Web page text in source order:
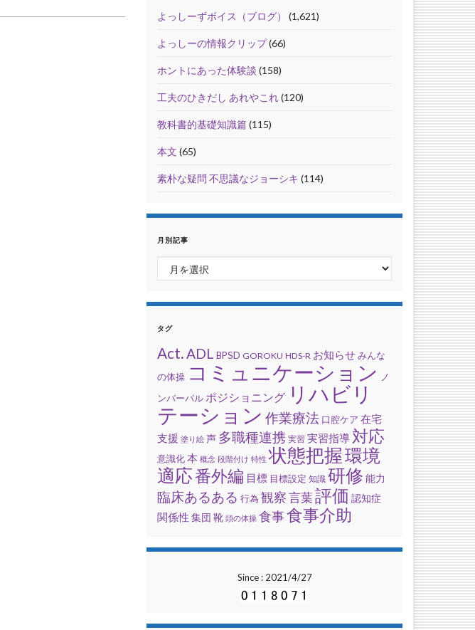
よっしーずボイス（ブログ） (1,621)
よっしーの情報クリップ(66)
ホントにあった体験談 (158)
工夫のひきだし あれやこれ(120)
教科書的基礎知識篇 (115)
本文 (65)
素朴な疑問 不思議なジョーシキ (114)
月別記事
月別記事
タグ
Act.ADL BPSD GOROKU HDS-R お知らせみんな
の体操 コミュニケーション
ノ
ンバーバル ポジショニング リハビリ
テーション 作業療法 口腔ケア 在宅
支援 塗り絵 声 多職種連携 実習 実習指導 対応
意識化本 概念 段階付け 特性 状態把握環境
適応番外編 目標 目標設定 知識 研修 能力
臨床あるある 行為 観察言葉評価 認知症
関係性 集団 靴 頭の体操 食事食事介助
Since : 2021/4/27